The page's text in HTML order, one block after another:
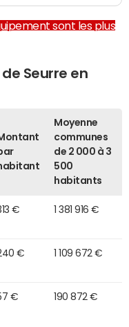
sont les plus
Seurre en
Moyenne
communes
de 2 000 à 3
500
habitants
€ 1 381 916 €
€ 1 109 672 €
€ 190 872 €